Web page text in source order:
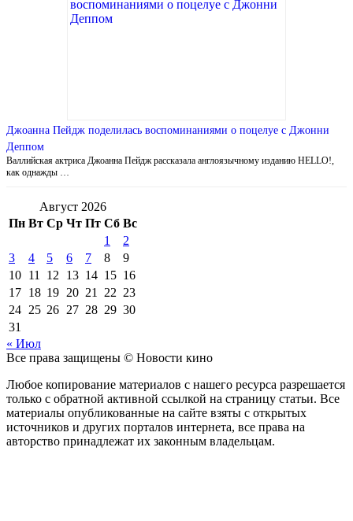
Джоанна Пейдж поделилась воспоминаниями о поцелуе с Джонни
Деппом
Валлийская актриса Джоанна Пейдж рассказала англоязычному изданию HELLO!,
как однажды …
Август 2026
Пн Вт Ср Чт Пт Сб Вс
1
2
3
4 5 6 7 8
9
10 11 12 13 14 15 16
17 18 19 20 21 22 23
24 25 26 27 28 29 30
31
« Июл
Все права защищены © Новости кино
Любое копирование материалов с нашего ресурса разрешается
только с обратной активной ссылкой на страницу статьи. Все
материалы опубликованные на сайте взяты с открытых
источников и других порталов интернета, все права на
авторство принадлежат их законным владельцам.